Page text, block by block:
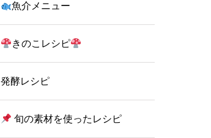
魚介メニュー
きのこレシピ
発酵レシピ
旬の素材を使ったレシピ